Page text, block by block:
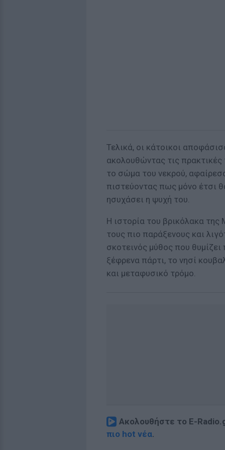
Τελικά, οι κάτοικοι
ακολουθώντας τις
το σώμα του νεκρού,
πιστεύοντας πως μόνο έτσι
ησυχάσει η ψυχή του.
Η ιστορία του βρικόλακα
τους πιο παράξενους και
σκοτεινός μύθος που
ξέφρενα πάρτι, το νησί
και μεταφυσικό τρόμο.
Ακολουθήστε το E-
πιο hot νέα.